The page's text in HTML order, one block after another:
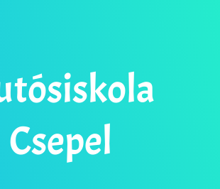
Csepel